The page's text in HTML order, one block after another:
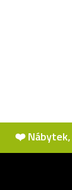
❤️ Nábytek,